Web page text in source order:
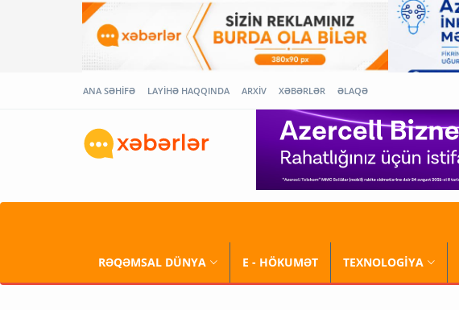
ANA SƏHİFƏ LAYİHƏ HAQQINDA ARXİV XƏBƏRLƏR ƏLAQƏ
RƏQƏMSAL DÜNYA E - HÖKUMƏT TEXNOLOGİYA